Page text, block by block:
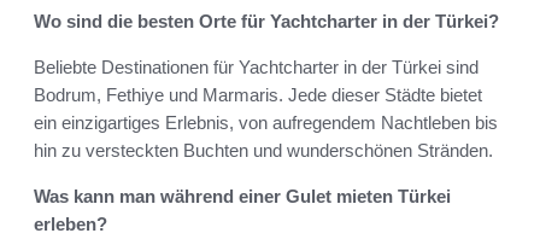
Wo sind die besten Orte für Yachtcharter in der Türkei?
Beliebte Destinationen für Yachtcharter in der Türkei sind
Bodrum, Fethiye und Marmaris. Jede dieser Städte bietet
ein einzigartiges Erlebnis, von aufregendem Nachtleben bis
hin zu versteckten Buchten und wunderschönen Stränden.
Was kann man während einer Gulet mieten Türkei
erleben?